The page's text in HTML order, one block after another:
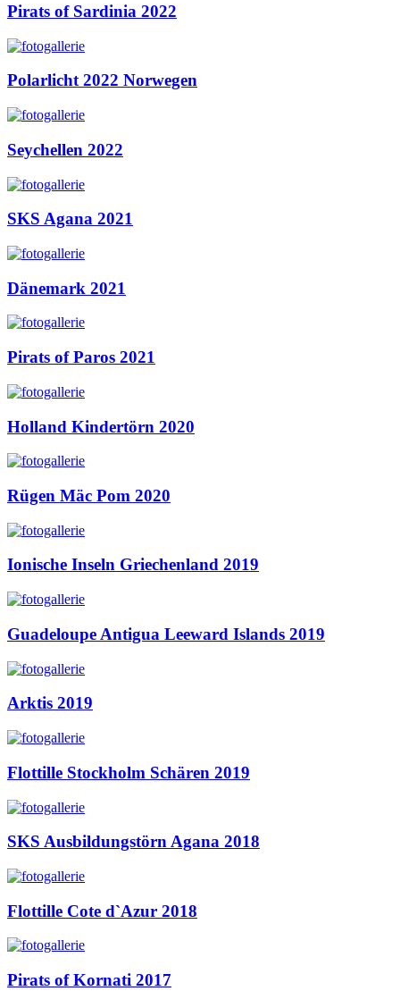
Pirats of Sardinia 2022
Polarlicht 2022 Norwegen
Seychellen 2022
SKS Agana 2021
Dänemark 2021
Pirats of Paros 2021
Holland Kindertörn 2020
Rügen Mäc Pom 2020
Ionische Inseln Griechenland 2019
Guadeloupe Antigua Leeward Islands 2019
Arktis 2019
Flottille Stockholm Schären 2019
SKS Ausbildungstörn Agana 2018
Flottille Cote d`Azur 2018
Pirats of Kornati 2017